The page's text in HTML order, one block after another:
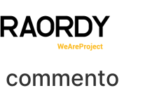
commento